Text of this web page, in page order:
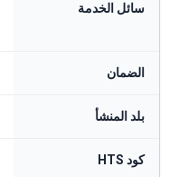
سائل الخدمة
الضمان
بلد المنشأ
كود HTS